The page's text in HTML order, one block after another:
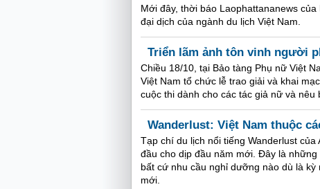
Mới đây, thời báo Laophattananews
đại dịch của ngành du lịch Việt Nam.
Triển lãm ảnh tôn vinh người
Chiều 18/10, tại Bảo tàng Phụ nữ Việt
Việt Nam tổ chức lễ trao giải và khai
cuộc thi dành cho các tác giả nữ và nêu
Wanderlust: Việt Nam thuộc
Tạp chí du lịch nổi tiếng Wanderlust
đầu cho dịp đầu năm mới. Đây là
bất cứ nhu cầu nghỉ dưỡng nào dù là
mới.